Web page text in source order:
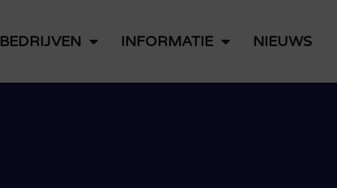
BEDRIJVEN INFORMATIE NIEUWS